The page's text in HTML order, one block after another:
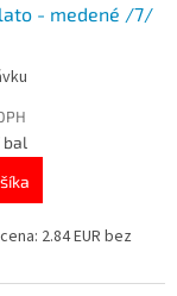
- medené /7/
2.84 EUR bez